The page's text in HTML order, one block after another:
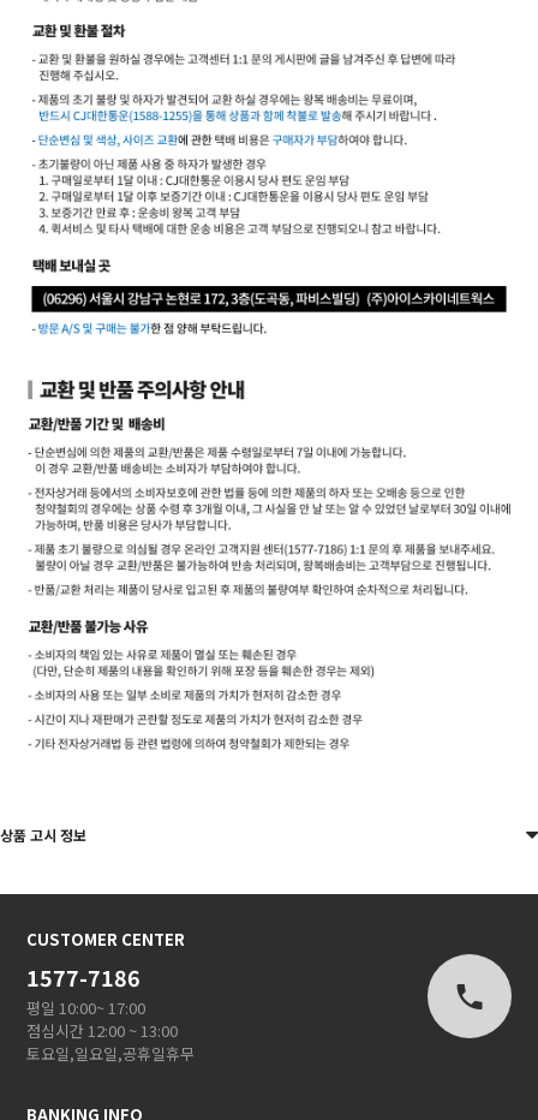
상품 고시 정보
CUSTOMER CENTER
1577-7186
평일 10:00~ 17:00
점심시간 12:00 ~ 13:00
토요일,일요일,공휴일휴무
BANKING INFO